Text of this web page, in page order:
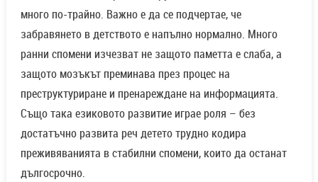
много по-трайно. Важно е да се подчертае, че
забравянето в детството е напълно нормално. Много
ранни спомени изчезват не защото паметта е слаба, а
защото мозъкът преминава през процес на
преструктуриране и пренареждане на информацията.
Също така езиковото развитие играе роля – без
достатъчно развита реч детето трудно кодира
преживяванията в стабилни спомени, които да останат
дългосрочно.